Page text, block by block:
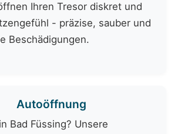
Ihren Tresor diskret und
- präzise, sauber und
Beschädigungen.
Autoöffnung
Bad Füssing? Unsere